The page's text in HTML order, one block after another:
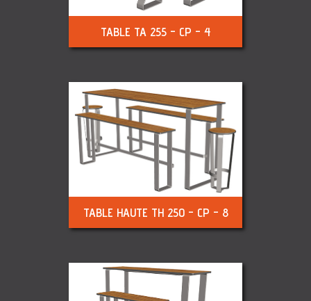
TABLE TA 255 - CP - 4
TABLE HAUTE TH 250 - CP - 8